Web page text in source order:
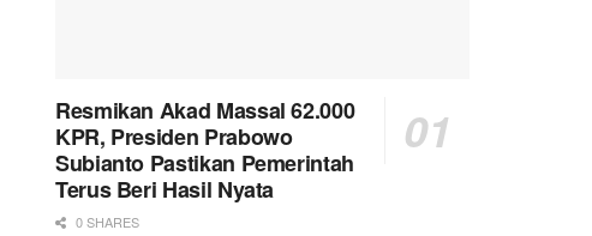
Resmikan Akad Massal 62.000
KPR, Presiden Prabowo
Subianto Pastikan Pemerintah
Terus Beri Hasil Nyata
0 SHARES